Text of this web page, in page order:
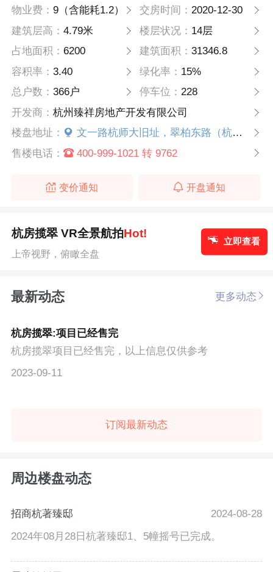
物业费：9（含能耗1.2） 交房时间： 2020-12-30
建筑层高：4.79米 楼层状况： 14层
占地面积：6200 建筑面积： 31346.8
容积率：3.40 绿化率： 15%
总户数：366户 停车位： 228
开发商：杭州臻祥房地产开发有限公司
楼盘地址：
文一路杭师大旧址，翠柏东路（杭州公馆正门对面）
售楼电话：
400-999-1021 转 9762
变价通知 开盘通知
杭房揽翠 VR全景航拍Hot!
上帝视野，俯瞰全盘
立即查看
最新动态 更多动态
杭房揽翠:项目已经售完
杭房揽翠项目已经售完，以上信息仅供参考
2023-09-11
订阅最新动态
周边楼盘动态
招商杭著臻邸
2024-08-28
2024年08月28日杭著臻邸1、5幢摇号已完成。